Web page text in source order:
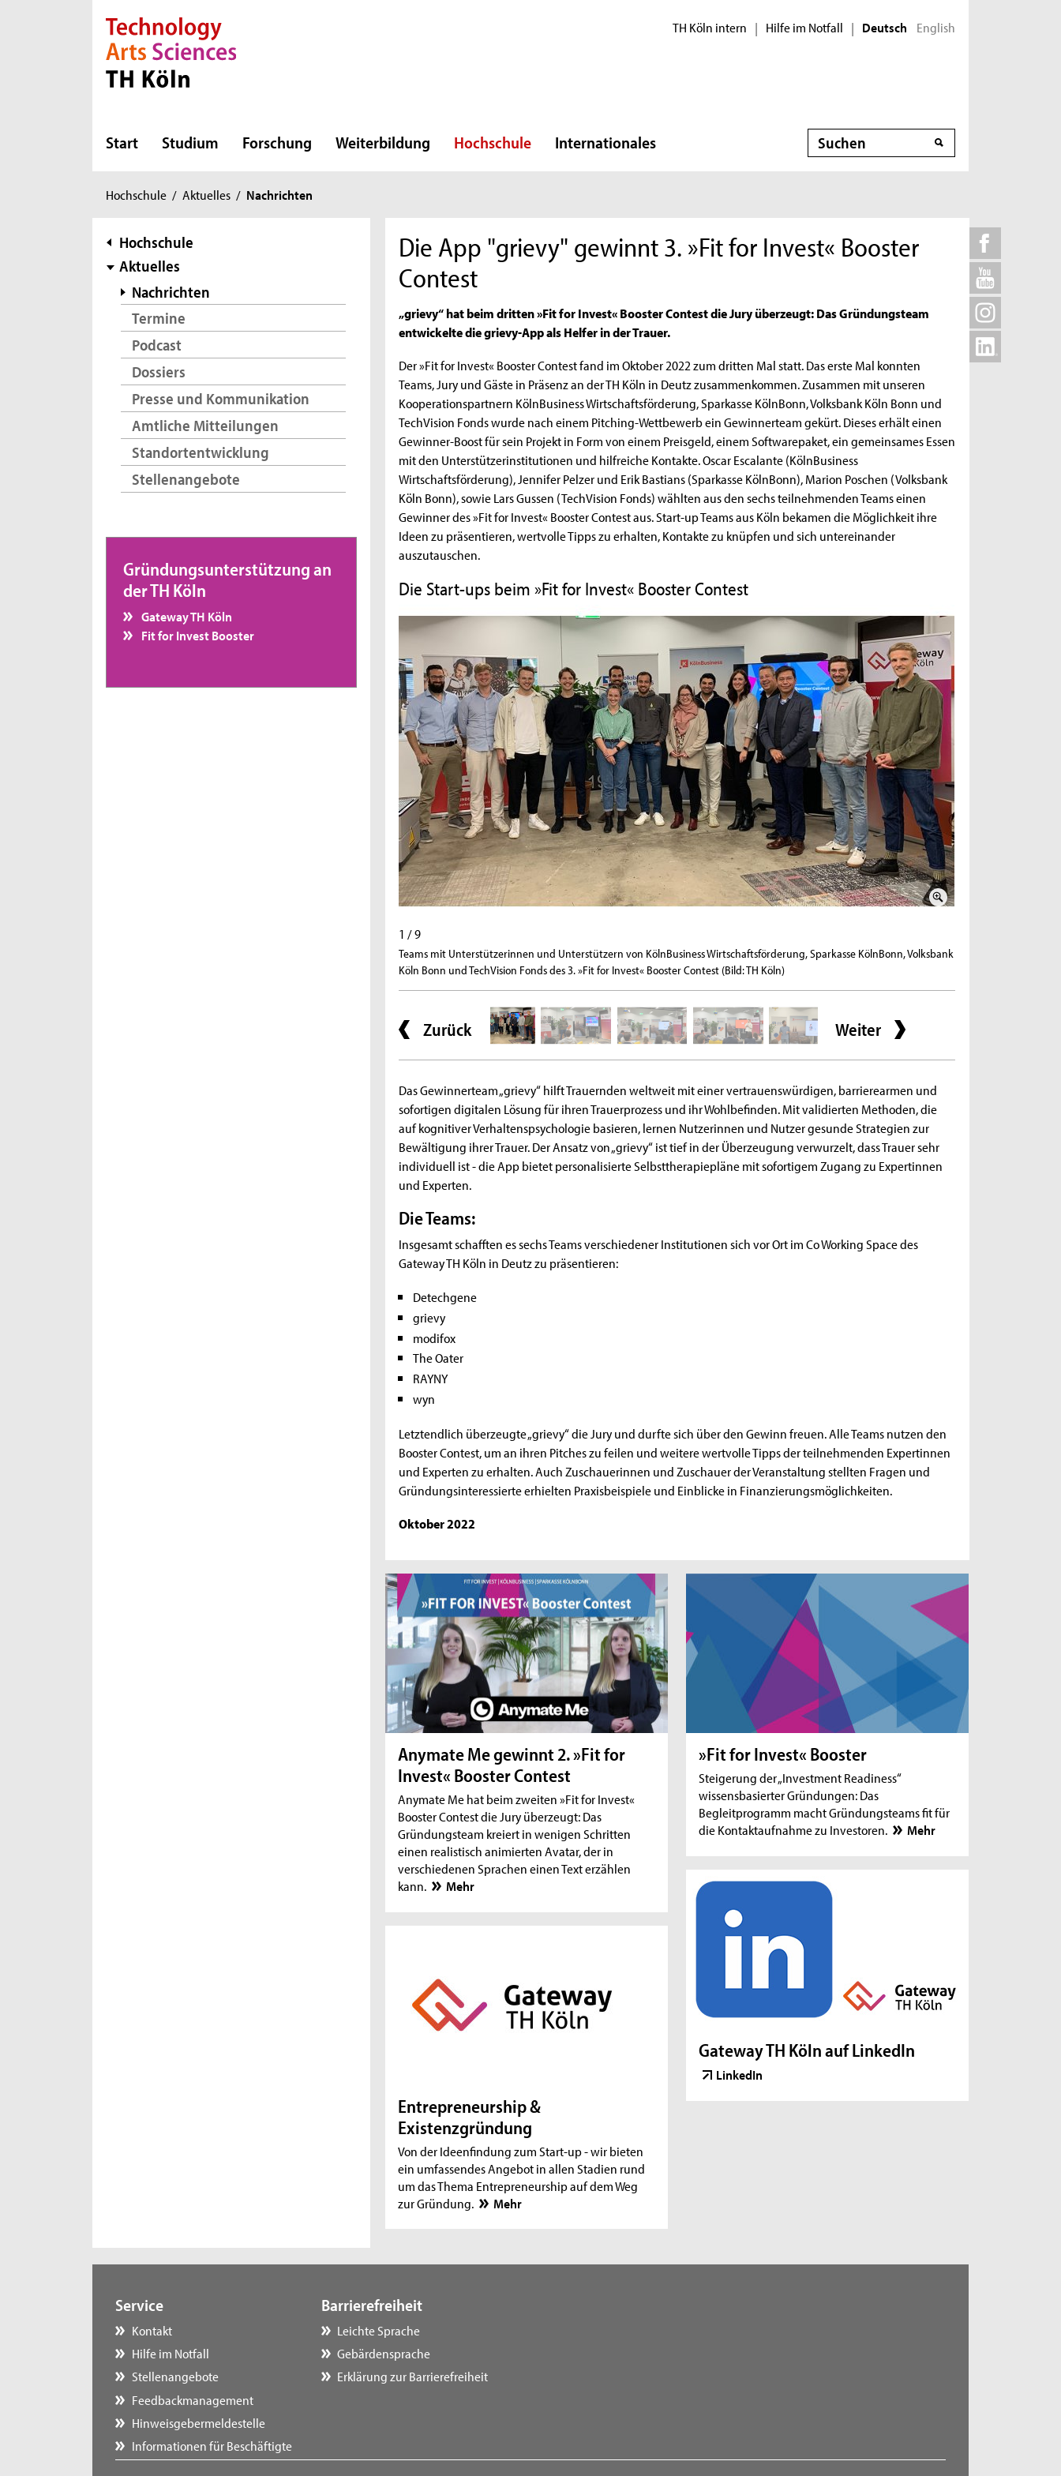
Direkt zur Hauptnavigation
Direkt zur Subnavigation
Direkt zum Inhalt
Direkt zum Fußbereich TH Köln intern | Hilfe im Notfall | Deutsch English
Start Studium Forschung Weiterbildung Hochschule Internationales Suche
Sie
hier:
Hochschule / Aktuelles / Nachrichten
Subnavigation
Hochschule
Aktuelles
Nachrichten
Termine
Podcast
Dossiers
Presse und Kommunikation
Amtliche Mitteilungen
Standortentwicklung
Stellenangebote
Gründungsunterstützung an
der TH Köln
Gateway TH Köln
Fit for Invest Booster
Die App "grievy" gewinnt 3. »Fit for Invest« Booster
Contest
„grievy“ hat beim dritten »Fit for Invest« Booster Contest die Jury überzeugt: Das Gründungsteam
entwickelte die grievy-App als Helfer in der Trauer.
Der »Fit for Invest« Booster Contest fand im Oktober 2022 zum dritten Mal statt. Das erste Mal konnten
Teams, Jury und Gäste in Präsenz an der TH Köln in Deutz zusammenkommen. Zusammen mit unseren
Kooperationspartnern KölnBusiness Wirtschaftsförderung, Sparkasse KölnBonn, Volksbank Köln Bonn und
TechVision Fonds wurde nach einem Pitching-Wettbewerb ein Gewinnerteam gekürt. Dieses erhält einen
Gewinner-Boost für sein Projekt in Form von einem Preisgeld, einem Softwarepaket, ein gemeinsames Essen
mit den Unterstützerinstitutionen und hilfreiche Kontakte. Oscar Escalante (KölnBusiness
Wirtschaftsförderung), Jennifer Pelzer und Erik Bastians (Sparkasse KölnBonn), Marion Poschen (Volksbank
Köln Bonn), sowie Lars Gussen (TechVision Fonds) wählten aus den sechs teilnehmenden Teams einen
Gewinner des »Fit for Invest« Booster Contest aus. Start-up Teams aus Köln bekamen die Möglichkeit ihre
Ideen zu präsentieren, wertvolle Tipps zu erhalten, Kontakte zu knüpfen und sich untereinander
auszutauschen.
Die Start-ups beim »Fit for Invest« Booster Contest
1 / 9
Teams mit Unterstützerinnen und Unterstützern von KölnBusiness Wirtschaftsförderung, Sparkasse KölnBonn, Volksbank
Köln Bonn und TechVision Fonds des 3. »Fit for Invest« Booster Contest (Bild: TH Köln)
Zurück Weiter
Das Gewinnerteam „grievy“ hilft Trauernden weltweit mit einer vertrauenswürdigen, barrierearmen und
sofortigen digitalen Lösung für ihren Trauerprozess und ihr Wohlbefinden. Mit validierten Methoden, die
auf kognitiver Verhaltenspsychologie basieren, lernen Nutzerinnen und Nutzer gesunde Strategien zur
Bewältigung ihrer Trauer. Der Ansatz von „grievy“ ist tief in der Überzeugung verwurzelt, dass Trauer sehr
individuell ist - die App bietet personalisierte Selbsttherapiepläne mit sofortigem Zugang zu Expertinnen
und Experten.
Die Teams:
Insgesamt schafften es sechs Teams verschiedener Institutionen sich vor Ort im Co Working Space des
Gateway TH Köln in Deutz zu präsentieren:
Detechgene
grievy
modifox
The Oater
RAYNY
wyn
Letztendlich überzeugte „grievy“ die Jury und durfte sich über den Gewinn freuen. Alle Teams nutzen den
Booster Contest, um an ihren Pitches zu feilen und weitere wertvolle Tipps der teilnehmenden Expertinnen
und Experten zu erhalten. Auch Zuschauerinnen und Zuschauer der Veranstaltung stellten Fragen und
Gründungsinteressierte erhielten Praxisbeispiele und Einblicke in Finanzierungsmöglichkeiten.
Oktober 2022
Anymate Me gewinnt 2. »Fit for
Invest« Booster Contest
Anymate Me hat beim zweiten »Fit for Invest«
Booster Contest die Jury überzeugt: Das
Gründungsteam kreiert in wenigen Schritten
einen realistisch animierten Avatar, der in
verschiedenen Sprachen einen Text erzählen
kann.
Mehr
»Fit for Invest« Booster
Steigerung der „Investment Readiness“
wissensbasierter Gründungen: Das
Begleitprogramm macht Gründungsteams fit für
die Kontaktaufnahme zu Investoren.
Mehr
Gateway TH Köln auf LinkedIn
LinkedIn
Entrepreneurship &
Existenzgründung
Von der Ideenfindung zum Start-up - wir bieten
ein umfassendes Angebot in allen Stadien rund
um das Thema Entrepreneurship auf dem Weg
zur Gründung.
Mehr
Service
Kontakt
Hilfe im Notfall
Stellenangebote
Feedbackmanagement
Hinweisgebermeldestelle
Informationen für Beschäftigte
Barrierefreiheit
Leichte Sprache
Gebärdensprache
Erklärung zur Barrierefreiheit